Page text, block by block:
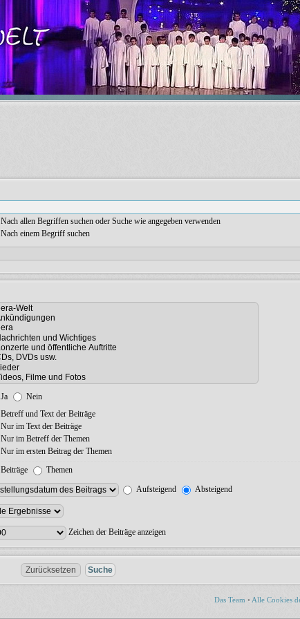
Nach allen Begriffen suchen oder Suche wie angegeben verwenden
Nach einem Begriff suchen
Ja
Nein
Betreff und Text der Beiträge
Nur im Text der Beiträge
Nur im Betreff der Themen
Nur im ersten Beitrag der Themen
Beiträge
Themen
Aufsteigend Absteigend
Zeichen der Beiträge anzeigen
Das Team • Alle Cookies